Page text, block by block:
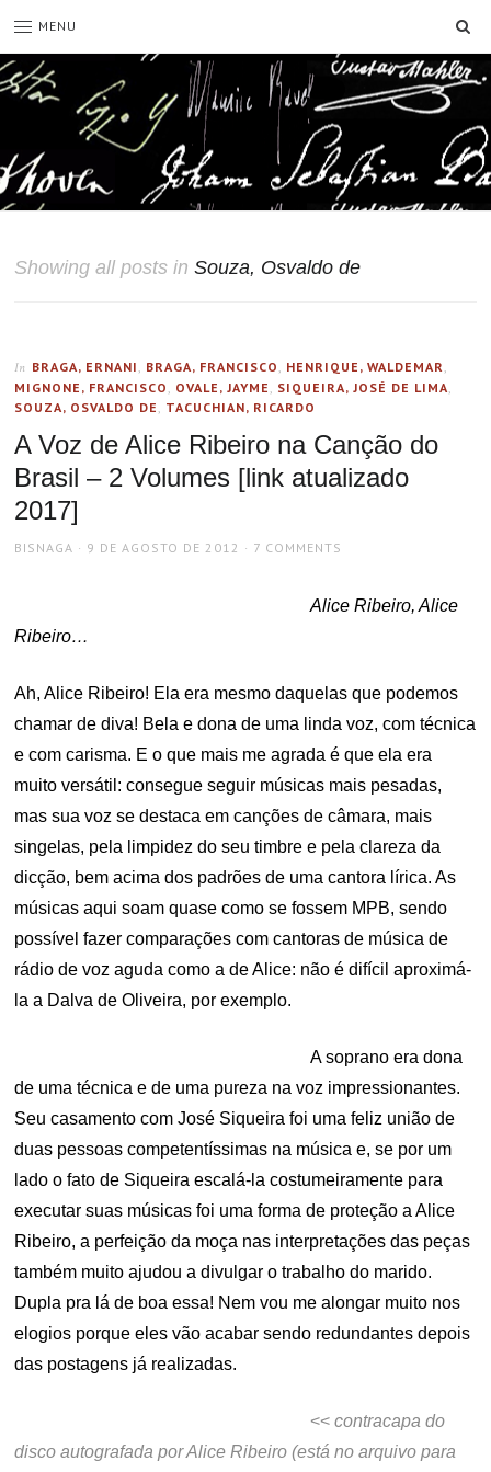
MENU
Showing all posts inSouza, Osvaldo de
In BRAGA, ERNANI , BRAGA, FRANCISCO , HENRIQUE, WALDEMAR,
MIGNONE, FRANCISCO , OVALE, JAYME , SIQUEIRA, JOSÉ DE LIMA,
SOUZA, OSVALDO DE , TACUCHIAN, RICARDO
A Voz de Alice Ribeiro na Canção do
Brasil – 2 Volumes [link atualizado
2017]
AUTHOR
BISNAGA
POSTED
9 DE AGOSTO DE 2012 7 COMMENTS
Alice Ribeiro, Alice
Ribeiro…
Ah, Alice Ribeiro! Ela era mesmo daquelas que podemos
chamar de diva! Bela e dona de uma linda voz, com técnica
e com carisma. E o que mais me agrada é que ela era
muito versátil: consegue seguir músicas mais pesadas,
mas sua voz se destaca em canções de câmara, mais
singelas, pela limpidez do seu timbre e pela clareza da
dicção, bem acima dos padrões de uma cantora lírica. As
músicas aqui soam quase como se fossem MPB, sendo
possível fazer comparações com cantoras de música de
rádio de voz aguda como a de Alice: não é difícil aproximá-
la a Dalva de Oliveira, por exemplo.
A soprano era dona
de uma técnica e de uma pureza na voz impressionantes.
Seu casamento com José Siqueira foi uma feliz união de
duas pessoas competentíssimas na música e, se por um
lado o fato de Siqueira escalá-la costumeiramente para
executar suas músicas foi uma forma de proteção a Alice
Ribeiro, a perfeição da moça nas interpretações das peças
também muito ajudou a divulgar o trabalho do marido.
Dupla pra lá de boa essa! Nem vou me alongar muito nos
elogios porque eles vão acabar sendo redundantes depois
das postagens já realizadas.
<<contracapa do
disco autografada por Alice Ribeiro (está no arquivo para